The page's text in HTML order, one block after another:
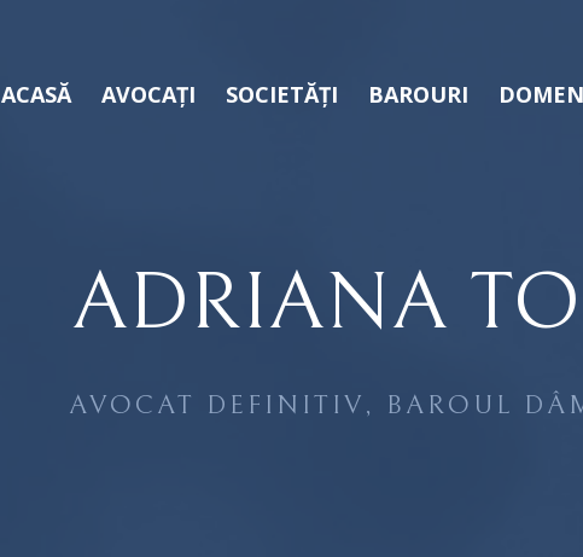
ACASĂ AVOCAȚI SOCIETĂȚI BAROURI
ADRIANA
AVOCAT DEFINITIV, BAROUL